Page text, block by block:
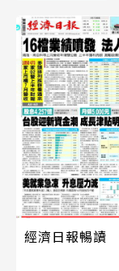
經濟日報暢讀